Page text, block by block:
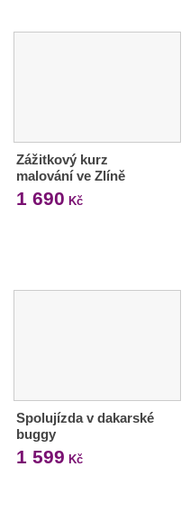
Zážitkový kurz
malování ve Zlíně
1 690 Kč
Spolujízda v dakarské
buggy
1 599 Kč